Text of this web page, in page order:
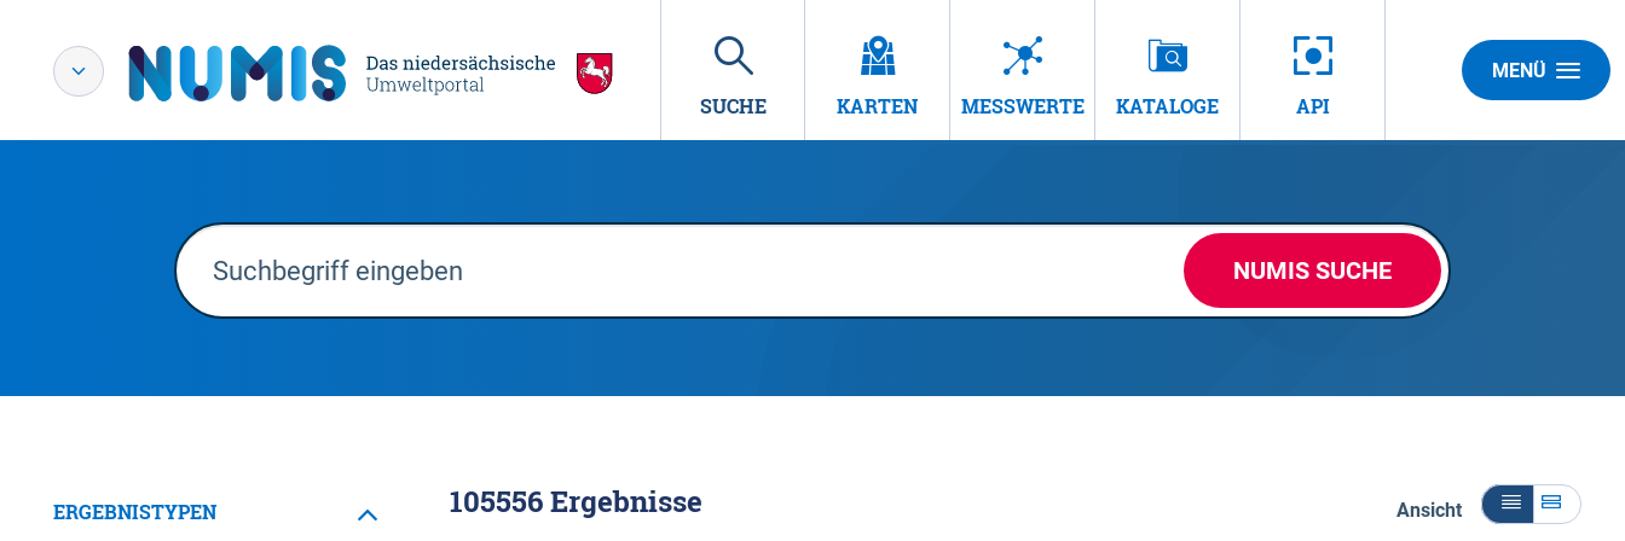
SUCHE KARTEN MESSWERTE KATALOGE API
MENÜ
NUMIS SUCHE
ERGEBNISTYPEN 105556Ergebnisse Ansicht